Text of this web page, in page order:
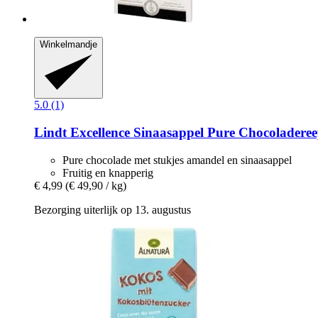
Winkelmandje
5.0 (1)
Lindt Excellence Sinaasappel Pure
Pure chocolade met stukjes amandel en sinaasappel
Fruitig en knapperig
€ 4,99 (€ 49,90 / kg)
Bezorging uiterlijk op 13. augustus